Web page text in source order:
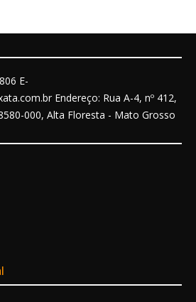
E-
Endereço: Rua A-4, nº 412,
000, Alta Floresta - Mato Grosso